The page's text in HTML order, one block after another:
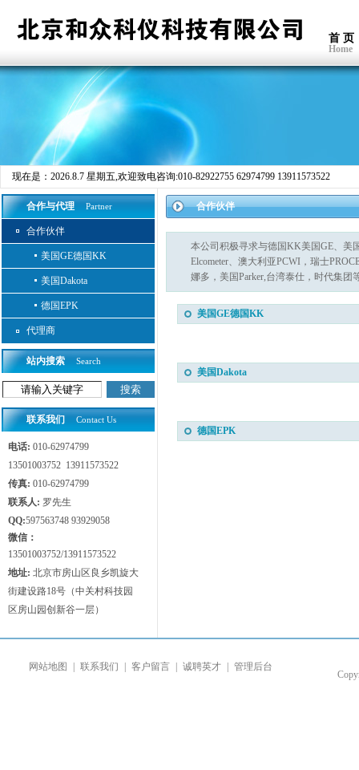
首 页
Home
现在是： 2026.8.7 星期五,欢迎致电咨询:010-82922755 62974799 13911573522
合作与代理 Partner
合作伙伴
美国GE德国KK
美国Dakota
德国EPK
代理商
站内搜索 Search
联系我们 Contact Us
电话: 010-62974799
13501003752 13911573522
传真: 010-62974799
联系人: 罗先生
QQ:597563748 93929058
微信：
13501003752/13911573522
地址: 北京市房山区良乡凯旋大
街建设路18号（中关村科技园
区房山园创新谷一层）
合作伙伴
本公司积极寻求与德国KK美国GE、美
Elcometer、澳大利亚PCWI，瑞士
娜多，美国Parker,台湾泰仕，时代集
美国GE德国KK
美国Dakota
德国EPK
网站地图 联系我们 客户留言 诚聘英才 管理后台